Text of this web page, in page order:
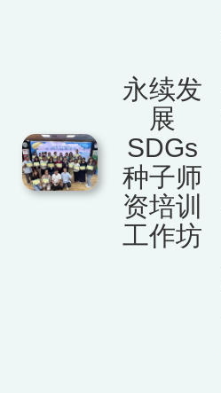
永续发
展
SDGs
种子师
资培训
工作坊